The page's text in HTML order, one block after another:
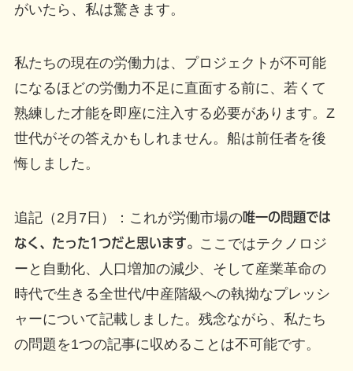
がいたら、私は驚きます。
私たちの現在の労働力は、プロジェクトが不可能
になるほどの労働力不足に直面する前に、若くて
熟練した才能を即座に注入する必要があります。Z
世代がその答えかもしれません。船は前任者を後
悔しました。
追記（2月7日）：これが労働市場の唯一の問題では
なく、たった1つだと思います。
ここではテクノロジ
ーと自動化、人口増加の減少、そして産業革命の
時代で生きる全世代/中産階級への執拗なプレッシ
ャーについて記載しました。残念ながら、私たち
の問題を1つの記事に収めることは不可能です。